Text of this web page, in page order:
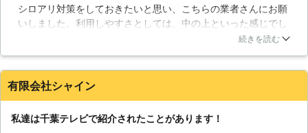
リは比較的寒さに強い種ですので、そ
の活動範囲も広く、北海道北部以外の
ほぼ全国に分布しています。ヤマトシ
ロアリは土の中や湿度の高い環境を好
むため、被害の多くは床下に発生しま
ります。ヤマトシロアリのコロニーに
シロアリ対策をしておきたいと思い、こちらの業者さんにお願
いしました。利用しやすさとしては、中の上といった感じでし
ょうか。まず難点としては、料金が高いという事ですね。もっ
し、作業自体も早かったです。作業に関しても細かく説明して
くれたので、不安もなく作業をお任せ出来ました。まあ高い料
続きを読む
有限会社シャイン
私達は千葉テレビで紹介されたことがあります！